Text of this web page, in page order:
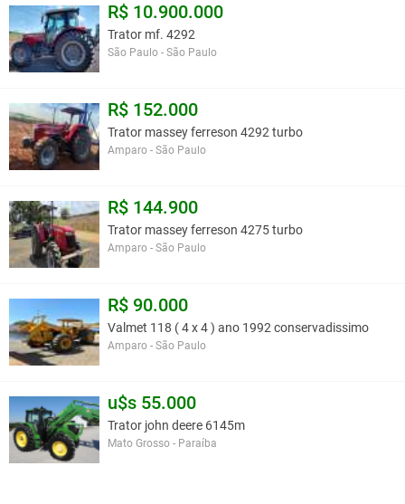
R$ 10.900.000
Trator mf. 4292
São Paulo - São Paulo
R$ 152.000
Trator massey ferreson 4292 turbo
Amparo - São Paulo
R$ 144.900
Trator massey ferreson 4275 turbo
Amparo - São Paulo
R$ 90.000
Valmet 118 ( 4 x 4 ) ano 1992 conservadissimo
Amparo - São Paulo
u$s 55.000
Trator john deere 6145m
Mato Grosso - Paraíba